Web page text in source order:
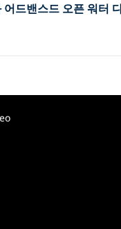
드밴스드 오픈 워터